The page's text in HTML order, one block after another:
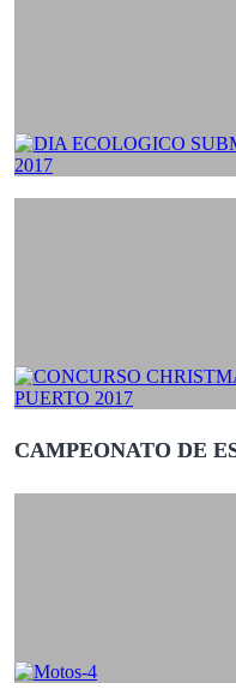
CAMPEONATO DE